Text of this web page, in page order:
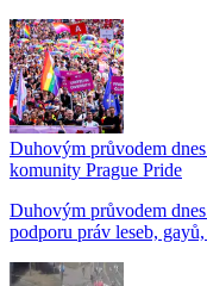
Duhovým průvodem
komunity Prague Pride
Duhovým průvodem
podporu práv leseb,